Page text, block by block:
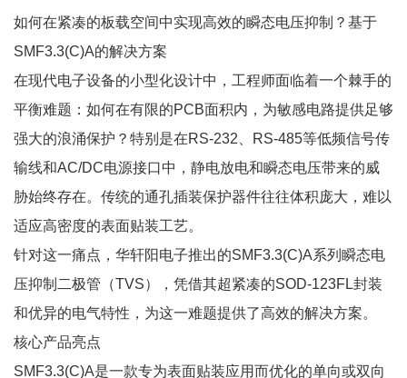
如何在紧凑的板载空间中实现高效的瞬态电压抑制？基于
SMF3.3(C)A的解决方案
在现代电子设备的小型化设计中，工程师面临着一个棘手的
平衡难题：如何在有限的PCB面积内，为敏感电路提供足够
强大的浪涌保护？特别是在RS-232、RS-485等低频信号传
输线和AC/DC电源接口中，静电放电和瞬态电压带来的威
胁始终存在。传统的通孔插装保护器件往往体积庞大，难以
适应高密度的表面贴装工艺。
针对这一痛点，华轩阳电子推出的SMF3.3(C)A系列瞬态电
压抑制二极管（TVS），凭借其超紧凑的SOD-123FL封装
和优异的电气特性，为这一难题提供了高效的解决方案。
核心产品亮点
SMF3.3(C)A是一款专为表面贴装应用而优化的单向或双向